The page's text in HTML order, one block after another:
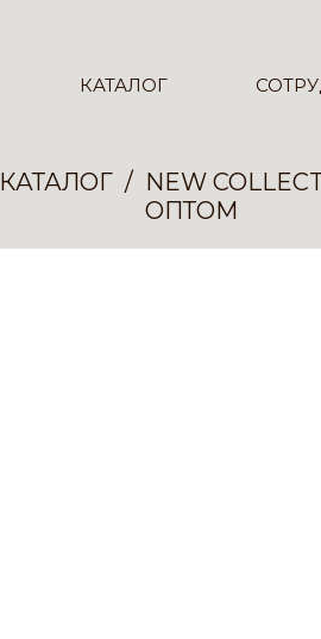
КАТАЛОГ
КАТАЛОГ
NEW
ОПТОМ